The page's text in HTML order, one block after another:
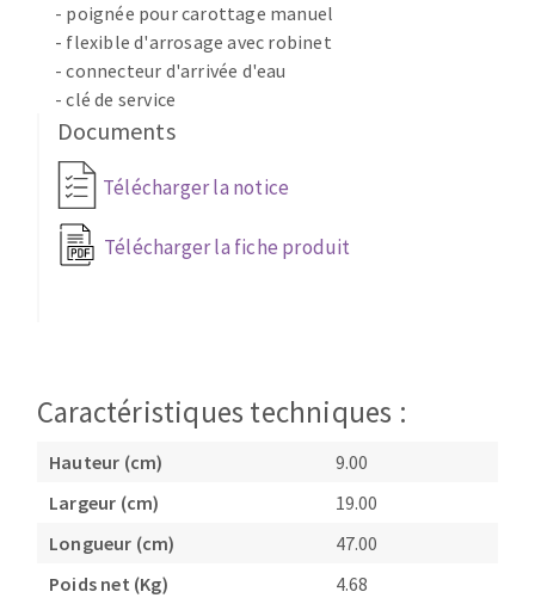
Tourets
Ponceuses
Fraises scies
Rubans
- poignée pour carottage manuel
- flexible d'arrosage avec robinet
- connecteur d'arrivée d'eau
- clé de service
Documents
Télécharger la notice
Télécharger la fiche produit
Caractéristiques techniques :
Hauteur (cm)
9.00
Largeur (cm)
19.00
Longueur (cm)
47.00
Poids net (Kg)
4.68